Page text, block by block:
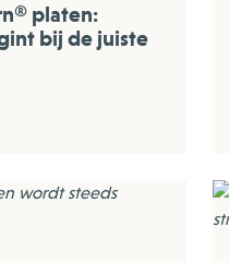
platen:
bij de juiste